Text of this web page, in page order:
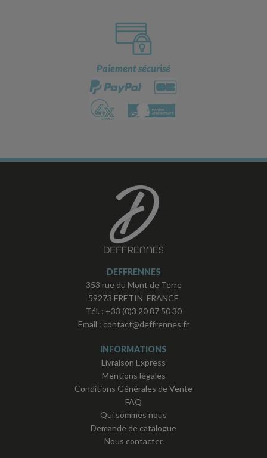
Paiement sécurisé
DEFFRENNES
353 rue du Mont de Terre
59273 FRETIN FRANCE
Tél. : +33 (0)3 20 87 50 30
Email : contact@deffrennes.fr
INFORMATIONS
Livraison Express
Mentions légales
Conditions Générales de Vente
FAQ
Qui sommes nous
Demande de catalogue
Nous contacter